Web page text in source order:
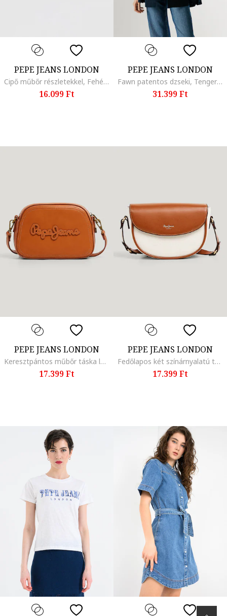
PEPE JEANS LONDON
Cipő műbőr részletekkel, Fehér/Sötétkék
16.099 Ft
PEPE JEANS LONDON
Fawn patentos dzseki, Tengerészkék
31.399 Ft
PEPE JEANS LONDON
Keresztpántos műbőr táska logómintával, Fahéjbarna
17.399 Ft
PEPE JEANS LONDON
Fedőlapos két színárnyalatú táska keresztpánttal, Fahéjbarna/Krémszín
17.399 Ft